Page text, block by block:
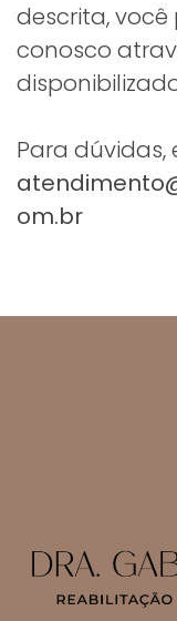
descrita,
conosco
Para
om.br